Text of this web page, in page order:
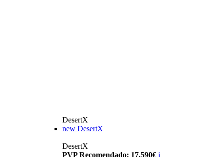
DesertX
new DesertX
DesertX
PVP Recomendado: 17.590€ i